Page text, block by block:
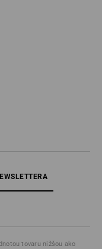
tovaru nižšou ako